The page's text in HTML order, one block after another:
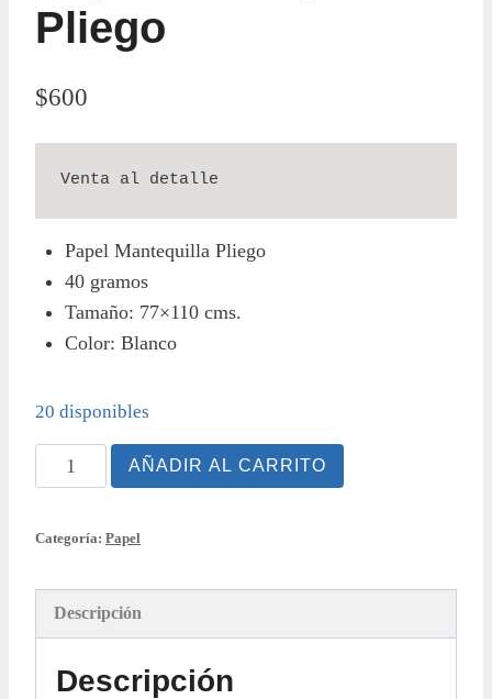
Pliego
$600
Venta al detalle
Papel Mantequilla Pliego
40 gramos
Tamaño: 77×110 cms.
Color: Blanco
20 disponibles
Papel
Mantequilla
cantidad
AÑADIR AL CARRITO
Categoría: Papel
Descripción
Descripción